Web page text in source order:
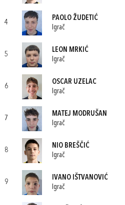
4
PAOLO ŽUDETIĆ
Igrač
5
LEON MRKIĆ
Igrač
6
OSCAR UZELAC
Igrač
7
MATEJ MODRUŠAN
Igrač
8
NIO BREŠČIĆ
Igrač
9
IVANO IŠTVANOVIĆ
Igrač